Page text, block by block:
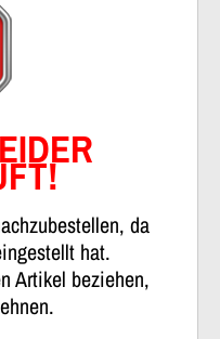
da
hat.
Artikel beziehen,